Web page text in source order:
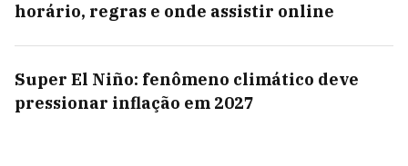
horário, regras e onde assistir online
Super El Niño: fenômeno climático deve
pressionar inflação em 2027